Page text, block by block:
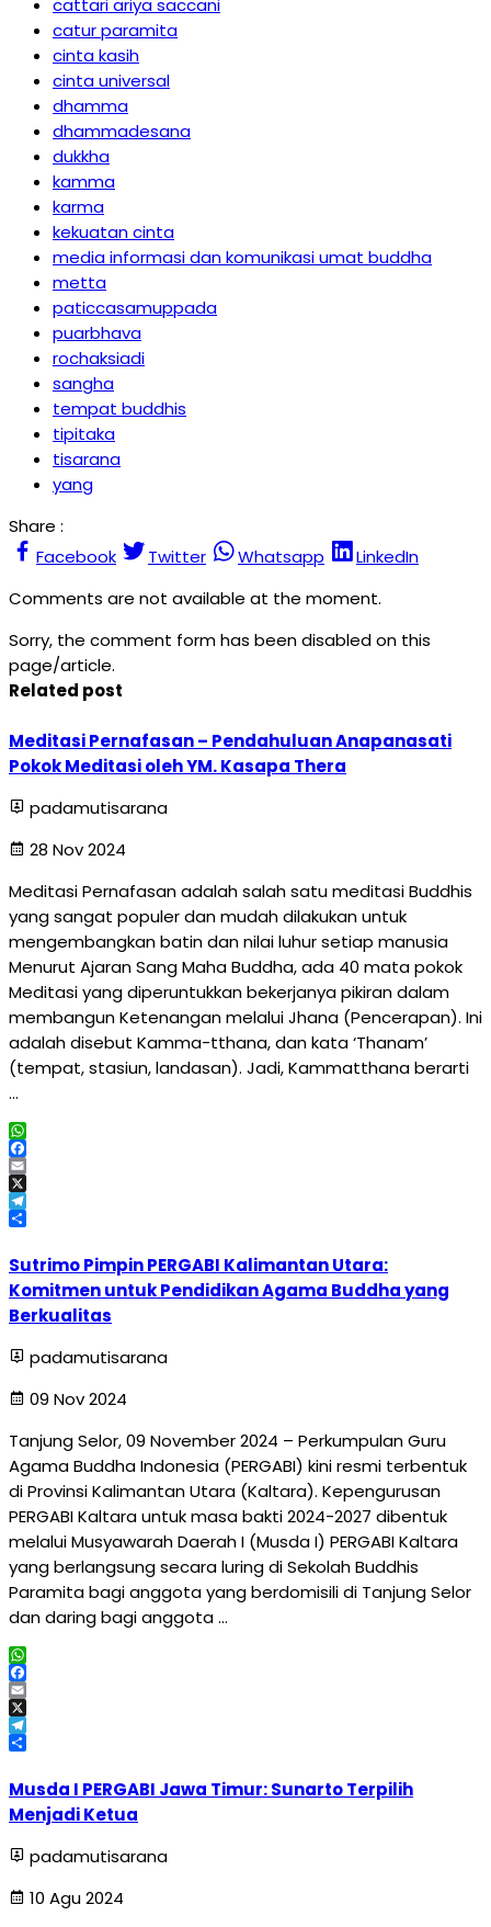
cattari ariya saccani
catur paramita
cinta kasih
cinta universal
dhamma
dhammadesana
dukkha
kamma
karma
kekuatan cinta
media informasi dan komunikasi umat buddha
metta
paticcasamuppada
puarbhava
rochaksiadi
sangha
tempat buddhis
tipitaka
tisarana
yang
Share :
Facebook
Twitter Whatsapp
LinkedIn
Comments are not available at the moment.
Sorry, the comment form has been disabled on this
page/article.
Related post
Meditasi Pernafasan – Pendahuluan Anapanasati
Pokok Meditasi oleh YM. Kasapa Thera
padamutisarana
28 Nov 2024
Meditasi Pernafasan adalah salah satu meditasi Buddhis
yang sangat populer dan mudah dilakukan untuk
mengembangkan batin dan nilai luhur setiap manusia
Menurut Ajaran Sang Maha Buddha, ada 40 mata pokok
Meditasi yang diperuntukkan bekerjanya pikiran dalam
membangun Ketenangan melalui Jhana (Pencerapan). Ini
adalah disebut Kamma-tthana, dan kata ‘Thanam’
(tempat, stasiun, landasan). Jadi, Kammatthana berarti
…
WhatsApp
Facebook
Email
X
Telegram
Sutrimo Pimpin PERGABI Kalimantan Utara:
Komitmen untuk Pendidikan Agama Buddha yang
Berkualitas
padamutisarana
09 Nov 2024
Tanjung Selor, 09 November 2024 – Perkumpulan Guru
Agama Buddha Indonesia (PERGABI) kini resmi terbentuk
di Provinsi Kalimantan Utara (Kaltara). Kepengurusan
PERGABI Kaltara untuk masa bakti 2024-2027 dibentuk
melalui Musyawarah Daerah I (Musda I) PERGABI Kaltara
yang berlangsung secara luring di Sekolah Buddhis
Paramita bagi anggota yang berdomisili di Tanjung Selor
dan daring bagi anggota …
WhatsApp
Facebook
Email
X
Telegram
Musda I PERGABI Jawa Timur: Sunarto Terpilih
Menjadi Ketua
padamutisarana
10 Agu 2024